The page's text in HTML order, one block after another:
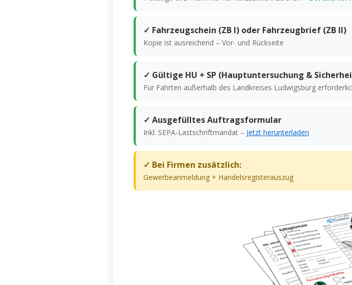
✓ Fahrzeugschein (ZB I) oder Fahrzeugbrief (ZB II)
Kopie ist ausreichend – Vor- und Rückseite
✓ Gültige HU + SP (Hauptuntersuchung &
Für Fahrten außerhalb des Landkreises Ludwigsburg
✓ Ausgefülltes Auftragsformular
Inkl. SEPA-Lastschriftmandat – Jetzt herunterladen
✓ Bei Firmen zusätzlich:
Gewerbeanmeldung + Handelsregisterauszug